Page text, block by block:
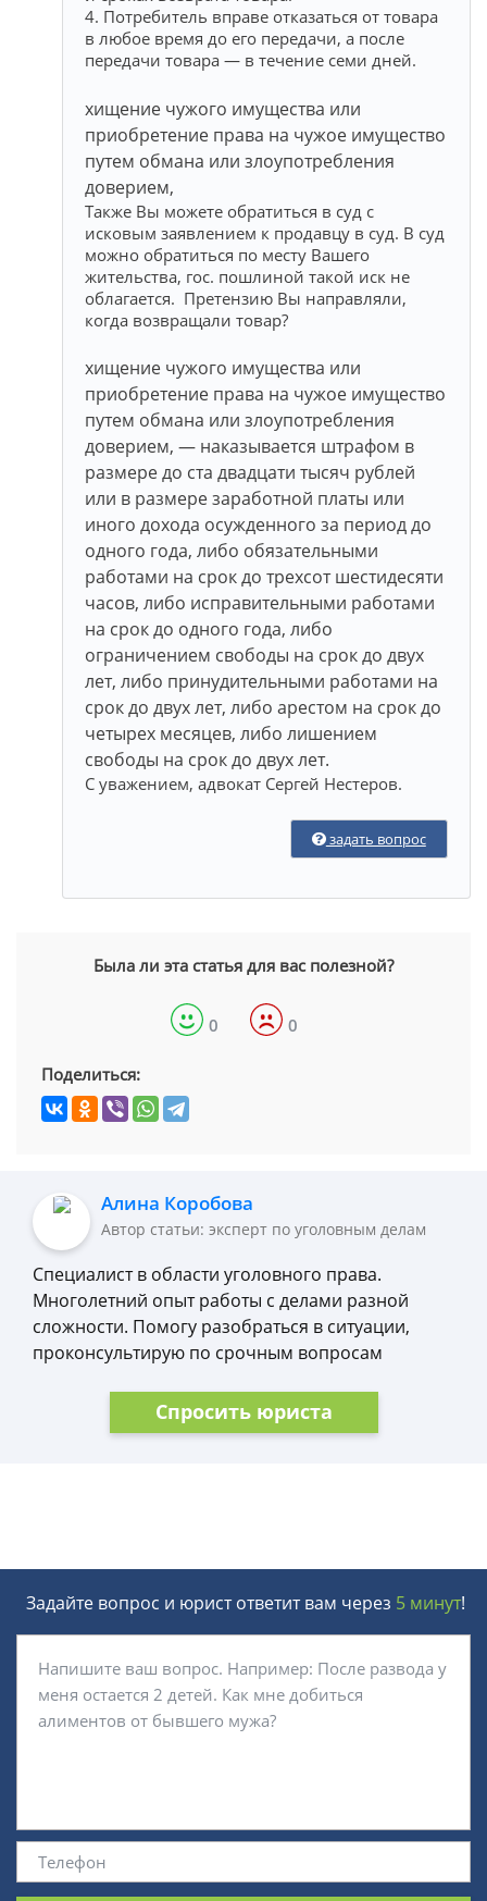
4. Потребитель вправе отказаться от товара
в любое время до его передачи, а после
передачи товара — в течение семи дней.
хищение чужого имущества или
приобретение права на чужое имущество
путем обмана или злоупотребления
доверием,
Также Вы можете обратиться в суд с
исковым заявлением к продавцу в суд. В суд
можно обратиться по месту Вашего
жительства, гос. пошлиной такой иск не
облагается. Претензию Вы направляли,
когда возвращали товар?
хищение чужого имущества или
приобретение права на чужое имущество
путем обмана или злоупотребления
доверием, — наказывается штрафом в
размере до ста двадцати тысяч рублей
или в размере заработной платы или
иного дохода осужденного за период до
одного года, либо обязательными
работами на срок до трехсот шестидесяти
часов, либо исправительными работами
на срок до одного года, либо
ограничением свободы на срок до двух
лет, либо принудительными работами на
срок до двух лет, либо арестом на срок до
четырех месяцев, либо лишением
свободы на срок до двух лет.
С уважением, адвокат Сергей Нестеров.
задать вопрос
Была ли эта статья для вас полезной?
0 0
Поделиться:
Алина Коробова
Автор статьи: эксперт по уголовным делам
Специалист в области уголовного права.
Многолетний опыт работы с делами разной
сложности. Помогу разобраться в ситуации,
проконсультирую по срочным вопросам
Спросить юриста
Задайте вопрос и юрист ответит вам через 5 минут!